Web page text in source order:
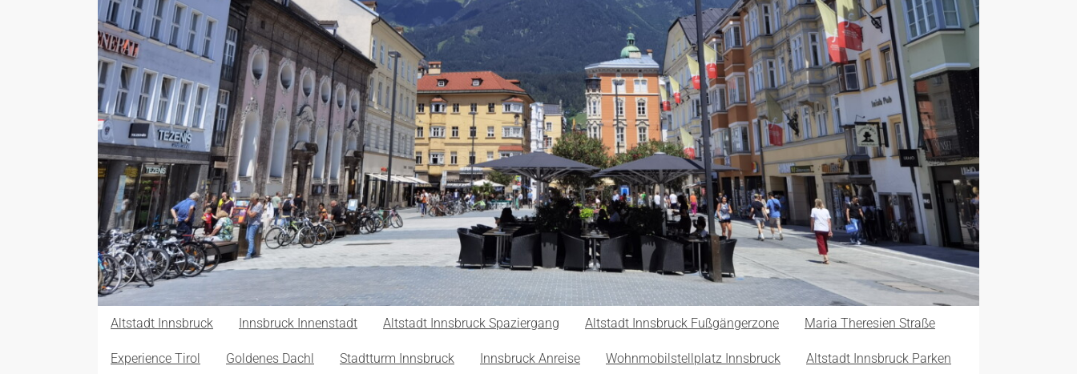
Altstadt Innsbruck Innsbruck Innenstadt Altstadt Innsbruck Spaziergang Altstadt Innsbruck Fußgängerzone Maria Theresien Straße
Experience Tirol Goldenes Dachl Stadtturm Innsbruck Innsbruck Anreise Wohnmobilstellplatz Innsbruck Altstadt Innsbruck Parken